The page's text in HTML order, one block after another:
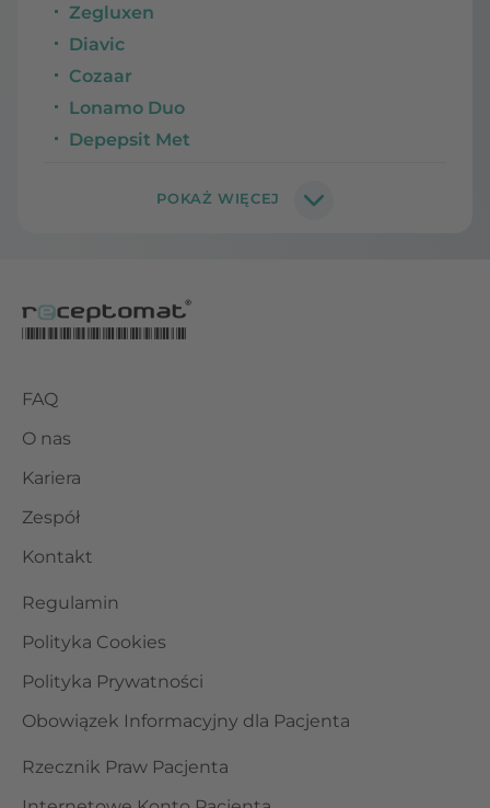
Zegluxen
Diavic
Cozaar
Lonamo Duo
Depepsit Met
FAQ
O nas
Kariera
Zespół
Kontakt
Regulamin
Polityka Cookies
Polityka Prywatności
Obowiązek Informacyjny dla Pacjenta
Rzecznik Praw Pacjenta